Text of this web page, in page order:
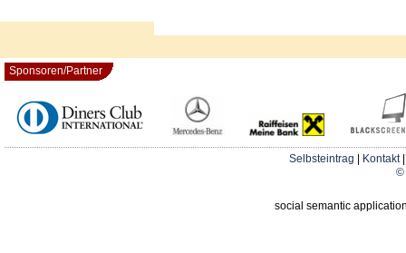
Sponsoren/Partner
Selbsteintrag Kontakt
©
social semantic